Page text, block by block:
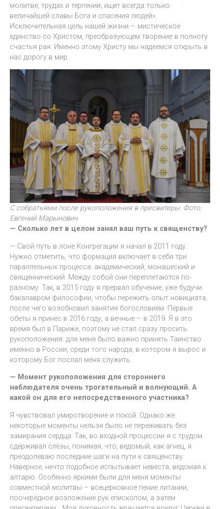
молитве, трудах и терпении; ищет всегда только
величайшей славы Бога и спасения людей».
Исключительная цель нашей жизни – мистическое
единство со Христом, преобразующем творение в полноту
счастья рая. Именно этому Христу мы надеемся открыть в
нас дорогу в мир.
С собратьями после рукоположения в пресвитеры. Фото:
Евгений Марынович
— Сколько лет в целом занял ваш путь к священству?
— Свой путь в лоне Конгрегации я начал в 2011 году.
Нужно отметить, что формация включает в себя три
параллельных процесса: академический, монашеский и
священнический. Между собой они переплетаются по-
разному. Так, в 2015 году я прервал обучение, уже будучи
бакалавром философии, чтобы пережить опыт новициата,
после чего возобновил занятия богословием. Первые
обеты я принёс в 2016 году, а вечные – в 2019. Я в это
время был в Париже, поэтому не стал сразу просить
рукоположения: для меня было важно принять Таинство
именно в России, среди того народа, в котором я вырос и
которому Бог послал меня служить.
— Момент рукоположения для стороннего
наблюдателя очень трогательный и волнующий. А
какой он для его непосредственного участника?
Я чувствовал умиротворение и покой. Однако же
некоторые моменты нельзя было не переживать без
замирания сердца. Так, во входной процессии я с трудом
сдерживал слёзы, понимая, что, ведомый, как агнец, я
преодолеваю последние шаги на пути к священству.
Наверное, нечто подобное испытывает невеста, ведомая к
алтарю. Особенно яркими были для меня моменты
совместной молитвы – всецерковное пение литании,
поочерёдное возложение рук епископом, а затем